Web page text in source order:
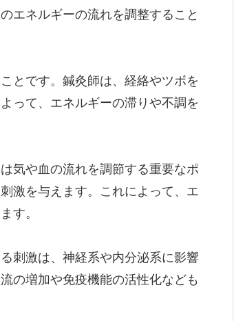
エネルギーの流れを調整すること
とです。鍼灸師は、経絡やツボを
って、エネルギーの滞りや不調を
気や血の流れを調節する重要なポ
激を与えます。これによって、エ
す。
刺激は、神経系や内分泌系に影響
の増加や免疫機能の活性化なども